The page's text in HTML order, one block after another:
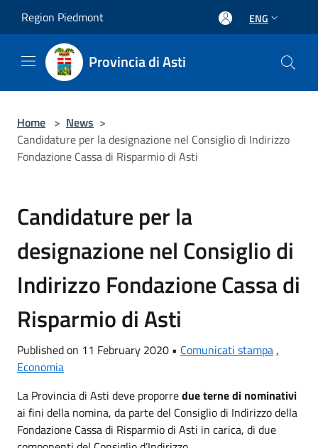
Region Piedmont ENG
Provincia di Asti
Home > News >
Candidature per la designazione nel Consiglio di Indirizzo
Fondazione Cassa di Risparmio di Asti
Candidature per la
designazione nel Consiglio di
Indirizzo Fondazione Cassa di
Risparmio di Asti
Published on 11 February 2020 • Comunicati stampa ,
Economia
La Provincia di Asti deve proporredue terne di nominativi
ai fini della nomina, da parte del Consiglio di Indirizzo della
Fondazione Cassa di Risparmio di Asti in carica, di due